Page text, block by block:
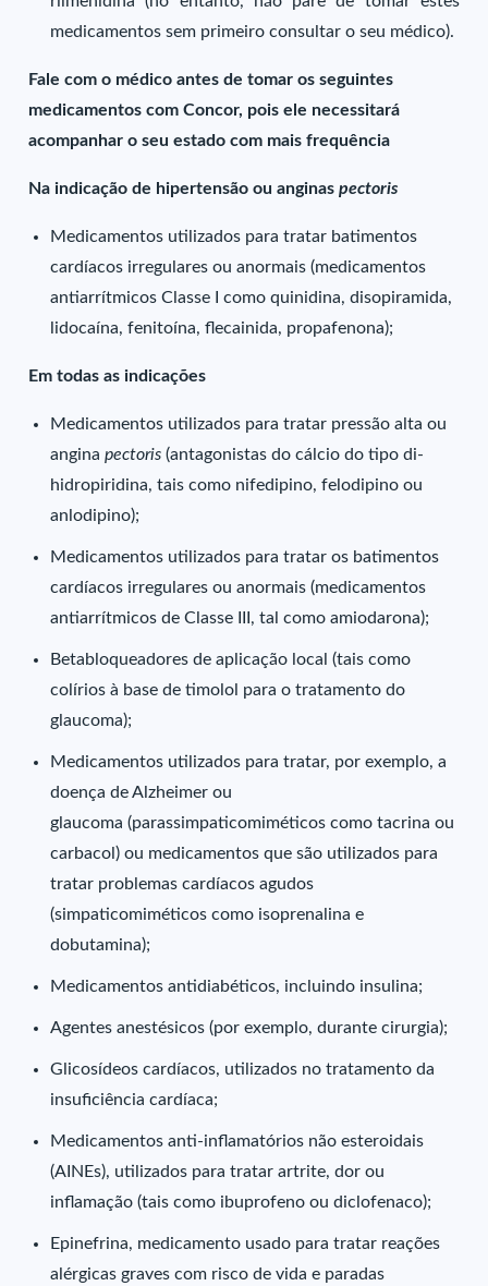
medicamentos sem primeiro consultar o seu médico).
Fale com o médico antes de tomar os seguintes
medicamentos com Concor, pois ele necessitará
acompanhar o seu estado com mais frequência
Na indicação de hipertensão ou anginaspectoris
Medicamentos utilizados para tratar batimentos
cardíacos irregulares ou anormais (medicamentos
antiarrítmicos Classe I como quinidina, disopiramida,
lidocaína, fenitoína, flecainida, propafenona);
Em todas as indicações
Medicamentos utilizados para tratar pressão alta ou
anginapectoris(antagonistas do cálcio do tipo di-
hidropiridina, tais como nifedipino, felodipino ou
anlodipino);
Medicamentos utilizados para tratar os batimentos
cardíacos irregulares ou anormais (medicamentos
antiarrítmicos de Classe III, tal como amiodarona);
Betabloqueadores de aplicação local (tais como
colírios à base de timolol para o tratamento do
glaucoma);
Medicamentos utilizados para tratar, por exemplo, a
doença de Alzheimer ou
glaucoma (parassimpaticomiméticos como tacrina ou
carbacol) ou medicamentos que são utilizados para
tratar problemas cardíacos agudos
(simpaticomiméticos como isoprenalina e
dobutamina);
Medicamentos antidiabéticos, incluindo insulina;
Agentes anestésicos (por exemplo, durante cirurgia);
Glicosídeos cardíacos, utilizados no tratamento da
insuficiência cardíaca;
Medicamentos anti-inflamatórios não esteroidais
(AINEs), utilizados para tratar artrite, dor ou
inflamação (tais como ibuprofeno ou diclofenaco);
Epinefrina, medicamento usado para tratar reações
alérgicas graves com risco de vida e paradas